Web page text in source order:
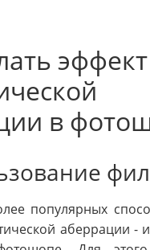
эффект
в
популярных
аберрации -